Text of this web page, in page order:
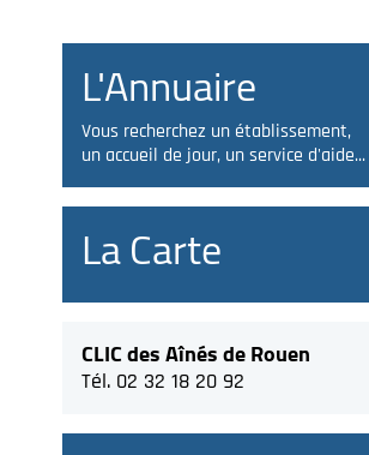
L'Annuaire
Vous recherchez un établissement,
un accueil de jour, un service d'aide...
La Carte
CLIC des Aînés de Rouen
Tél. 02 32 18 20 92